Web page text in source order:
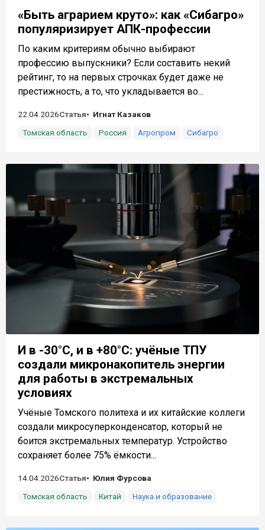
«Быть аграрием круто»: как «Сибагро»
популяризирует АПК-профессии
По каким критериям обычно выбирают
профессию выпускники? Если составить некий
рейтинг, то на первых строчках будет даже не
престижность, а то, что укладывается во...
22.04.2026Статья
Игнат Казаков
Томская область
Россия Агропром Сибагро
И в -30°C, и в +80°C: учёные ТПУ
создали микронакопитель энергии
для работы в экстремальных
условиях
Учёные Томского политеха и их китайские коллеги
создали микросуперконденсатор, который не
боится экстремальных температур. Устройство
сохраняет более 75% ёмкости...
14.04.2026Статья
Юлия Фурсова
Томская область
Китай Наука и образование